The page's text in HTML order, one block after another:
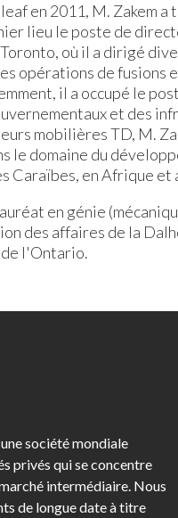
en 2011, M. Zakem a
lieu le poste de
où il a dirigé
opérations de fusions
il a occupé le
et des
mobilières TD, M.
le domaine du
Caraïbes, en Afrique
en génie
des affaires de la
l'Ontario.
société mondiale
privés qui se concentre
intermédiaire. Nous
de longue date à titre